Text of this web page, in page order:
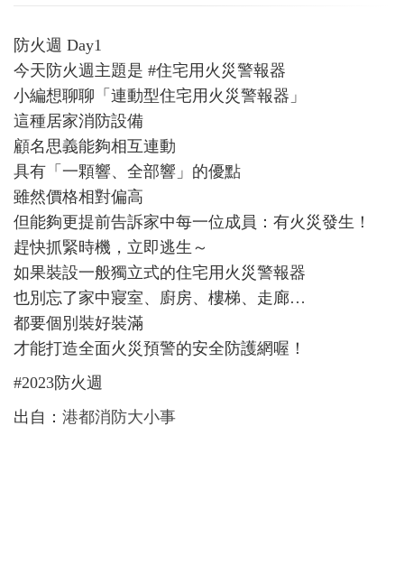
防火週 Day1
今天防火週主題是 #住宅用火災警報器
小編想聊聊「連動型住宅用火災警報器」
這種居家消防設備
顧名思義能夠相互連動
具有「一顆響、全部響」的優點
雖然價格相對偏高
但能夠更提前告訴家中每一位成員：有火災發生！
趕快抓緊時機，立即逃生～
如果裝設一般獨立式的住宅用火災警報器
也別忘了家中寢室、廚房、樓梯、走廊…
都要個別裝好裝滿
才能打造全面火災預警的安全防護網喔！
#2023防火週
出自： 港都消防大小事